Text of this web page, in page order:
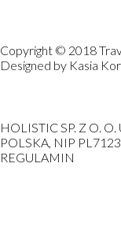
Copyright © 2018
Designed by Kasia
HOLISTIC SP. Z O.
POLSKA, NIP
REGULAMIN